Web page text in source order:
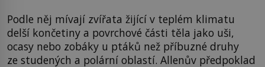
Podle něj mívají zvířata žijící v teplém klimatu
delší končetiny a povrchové části těla jako uši,
ocasy nebo zobáky u ptáků než příbuzné druhy
ze studených a polární oblastí. Allenův předpoklad